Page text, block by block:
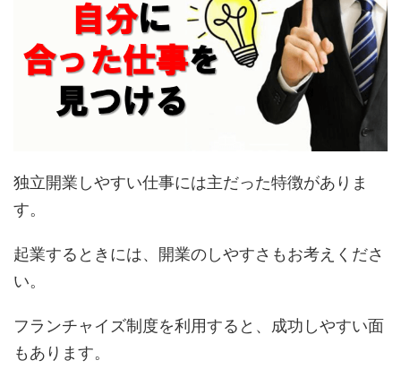
独立開業しやすい仕事には主だった特徴がありま
す。
起業するときには、開業のしやすさもお考えくださ
い。
フランチャイズ制度を利用すると、成功しやすい面
もあります。